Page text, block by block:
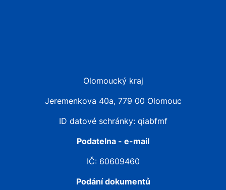
Olomoucký kraj
Jeremenkova 40a, 779 00 Olomouc
ID datové schránky: qiabfmf
Podatelna - e-mail
IČ: 60609460
Podání dokumentů